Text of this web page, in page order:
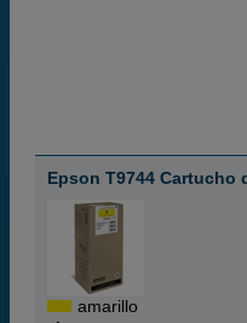
Epson T9744 Cartucho
amarillo